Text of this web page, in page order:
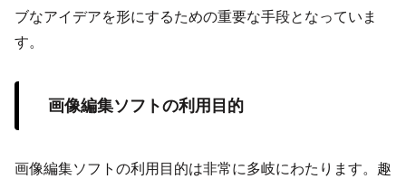
ブなアイデアを形にするための重要な手段となっていま
す。
画像編集ソフトの利用目的
画像編集ソフトの利用目的は非常に多岐にわたります。趣